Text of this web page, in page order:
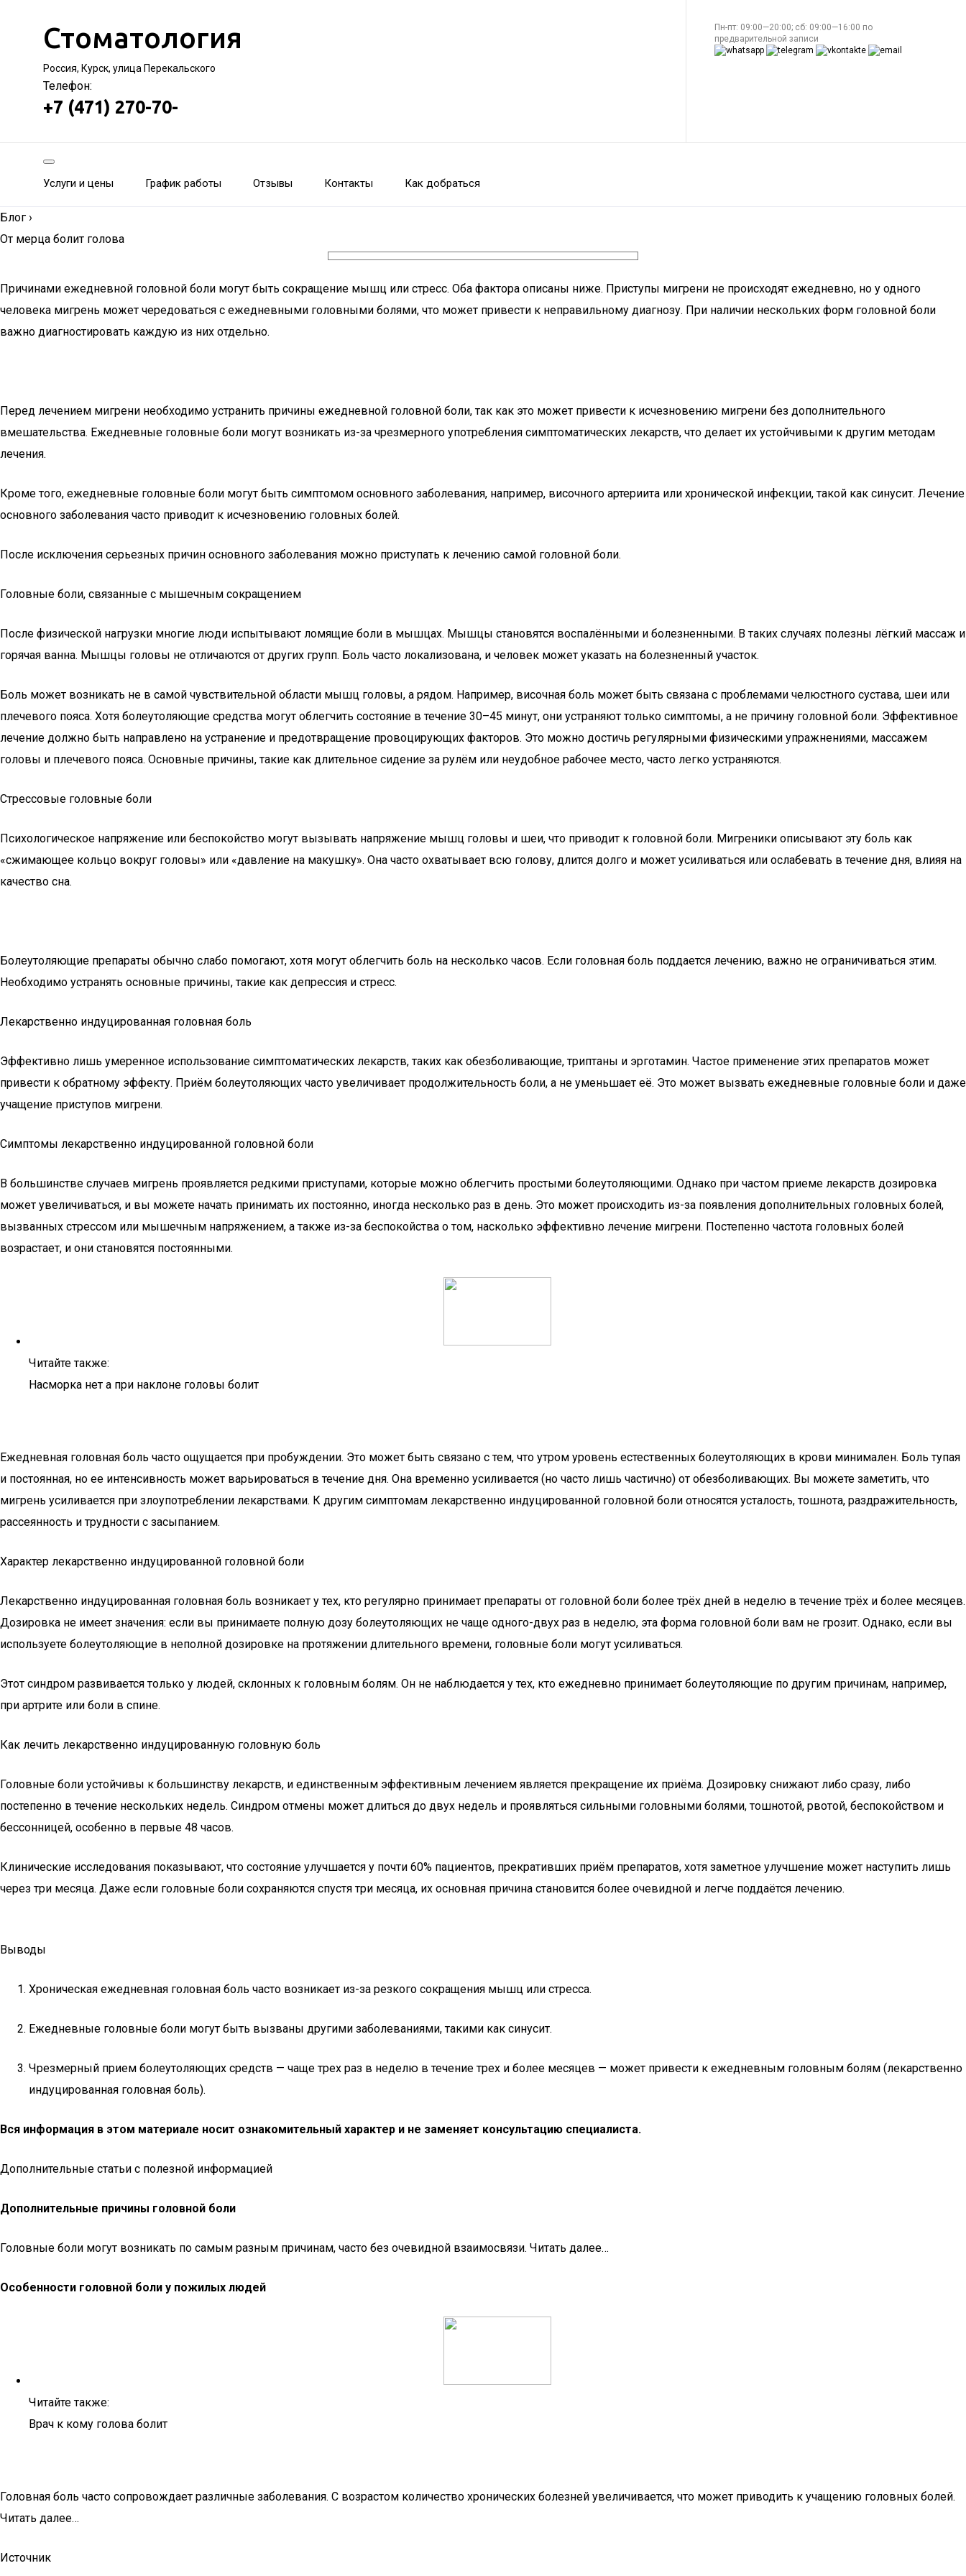
Стоматология
Россия, Курск, улица Перекальского
Телефон:
+7 (471) 270-70-
Пн-пт: 09:00—20:00; сб: 09:00—16:00 по
предварительной записи
Услуги и цены График работы Отзывы Контакты Как добраться
Блог ›
От мерца болит голова
Причинами ежедневной головной боли могут быть сокращение мышц или стресс. Оба фактора описаны ниже. Приступы мигрени не происходят ежедневно, но у одного
человека мигрень может чередоваться с ежедневными головными болями, что может привести к неправильному диагнозу. При наличии нескольких форм головной боли
важно диагностировать каждую из них отдельно.
Перед лечением мигрени необходимо устранить причины ежедневной головной боли, так как это может привести к исчезновению мигрени без дополнительного
вмешательства. Ежедневные головные боли могут возникать из-за чрезмерного употребления симптоматических лекарств, что делает их устойчивыми к другим методам
лечения.
Кроме того, ежедневные головные боли могут быть симптомом основного заболевания, например, височного артериита или хронической инфекции, такой как синусит. Лечение
основного заболевания часто приводит к исчезновению головных болей.
После исключения серьезных причин основного заболевания можно приступать к лечению самой головной боли.
Головные боли, связанные с мышечным сокращением
После физической нагрузки многие люди испытывают ломящие боли в мышцах. Мышцы становятся воспалёнными и болезненными. В таких случаях полезны лёгкий массаж и
горячая ванна. Мышцы головы не отличаются от других групп. Боль часто локализована, и человек может указать на болезненный участок.
Боль может возникать не в самой чувствительной области мышц головы, а рядом. Например, височная боль может быть связана с проблемами челюстного сустава, шеи или
плечевого пояса. Хотя болеутоляющие средства могут облегчить состояние в течение 30–45 минут, они устраняют только симптомы, а не причину головной боли. Эффективное
лечение должно быть направлено на устранение и предотвращение провоцирующих факторов. Это можно достичь регулярными физическими упражнениями, массажем
головы и плечевого пояса. Основные причины, такие как длительное сидение за рулём или неудобное рабочее место, часто легко устраняются.
Стрессовые головные боли
Психологическое напряжение или беспокойство могут вызывать напряжение мышц головы и шеи, что приводит к головной боли. Мигреники описывают эту боль как
«сжимающее кольцо вокруг головы» или «давление на макушку». Она часто охватывает всю голову, длится долго и может усиливаться или ослабевать в течение дня, влияя на
качество сна.
Болеутоляющие препараты обычно слабо помогают, хотя могут облегчить боль на несколько часов. Если головная боль поддается лечению, важно не ограничиваться этим.
Необходимо устранять основные причины, такие как депрессия и стресс.
Лекарственно индуцированная головная боль
Эффективно лишь умеренное использование симптоматических лекарств, таких как обезболивающие, триптаны и эрготамин. Частое применение этих препаратов может
привести к обратному эффекту. Приём болеутоляющих часто увеличивает продолжительность боли, а не уменьшает её. Это может вызвать ежедневные головные боли и даже
учащение приступов мигрени.
Симптомы лекарственно индуцированной головной боли
В большинстве случаев мигрень проявляется редкими приступами, которые можно облегчить простыми болеутоляющими. Однако при частом приеме лекарств дозировка
может увеличиваться, и вы можете начать принимать их постоянно, иногда несколько раз в день. Это может происходить из-за появления дополнительных головных болей,
вызванных стрессом или мышечным напряжением, а также из-за беспокойства о том, насколько эффективно лечение мигрени. Постепенно частота головных болей
возрастает, и они становятся постоянными.
Читайте также:
Насморка нет а при наклоне головы болит
Ежедневная головная боль часто ощущается при пробуждении. Это может быть связано с тем, что утром уровень естественных болеутоляющих в крови минимален. Боль тупая
и постоянная, но ее интенсивность может варьироваться в течение дня. Она временно усиливается (но часто лишь частично) от обезболивающих. Вы можете заметить, что
мигрень усиливается при злоупотреблении лекарствами. К другим симптомам лекарственно индуцированной головной боли относятся усталость, тошнота, раздражительность,
рассеянность и трудности с засыпанием.
Характер лекарственно индуцированной головной боли
Лекарственно индуцированная головная боль возникает у тех, кто регулярно принимает препараты от головной боли более трёх дней в неделю в течение трёх и более месяцев.
Дозировка не имеет значения: если вы принимаете полную дозу болеутоляющих не чаще одного-двух раз в неделю, эта форма головной боли вам не грозит. Однако, если вы
используете болеутоляющие в неполной дозировке на протяжении длительного времени, головные боли могут усиливаться.
Этот синдром развивается только у людей, склонных к головным болям. Он не наблюдается у тех, кто ежедневно принимает болеутоляющие по другим причинам, например,
при артрите или боли в спине.
Как лечить лекарственно индуцированную головную боль
Головные боли устойчивы к большинству лекарств, и единственным эффективным лечением является прекращение их приёма. Дозировку снижают либо сразу, либо
постепенно в течение нескольких недель. Синдром отмены может длиться до двух недель и проявляться сильными головными болями, тошнотой, рвотой, беспокойством и
бессонницей, особенно в первые 48 часов.
Клинические исследования показывают, что состояние улучшается у почти 60% пациентов, прекративших приём препаратов, хотя заметное улучшение может наступить лишь
через три месяца. Даже если головные боли сохраняются спустя три месяца, их основная причина становится более очевидной и легче поддаётся лечению.
Выводы
Хроническая ежедневная головная боль часто возникает из-за резкого сокращения мышц или стресса.
Ежедневные головные боли могут быть вызваны другими заболеваниями, такими как синусит.
Чрезмерный прием болеутоляющих средств — чаще трех раз в неделю в течение трех и более месяцев — может привести к ежедневным головным болям (лекарственно
индуцированная головная боль).
Вся информация в этом материале носит ознакомительный характер и не заменяет консультацию специалиста.
Дополнительные статьи с полезной информацией
Дополнительные причины головной боли
Головные боли могут возникать по самым разным причинам, часто без очевидной взаимосвязи. Читать далее…
Особенности головной боли у пожилых людей
Читайте также:
Врач к кому голова болит
Головная боль часто сопровождает различные заболевания. С возрастом количество хронических болезней увеличивается, что может приводить к учащению головных болей.
Читать далее…
Источник